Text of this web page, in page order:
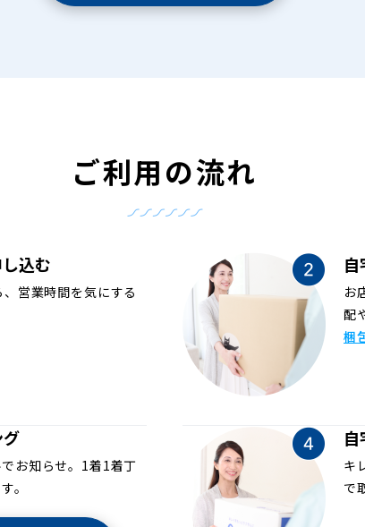
ご利用の流れ
込む
営業時間を気にする
お
配
梱
お知らせ。1着1着丁
。
キ
で